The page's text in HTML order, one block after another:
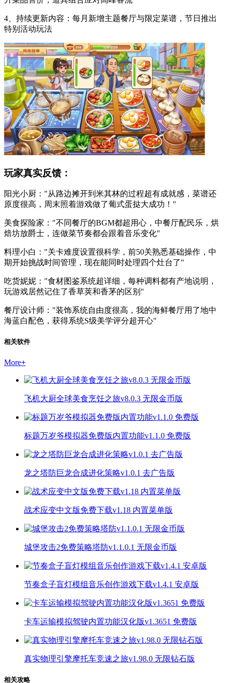
4、持续更新内容：每月新增主题餐厅与限定菜谱，节日推出
特别活动玩法
玩家真实反馈：
阳光小厨："从路边摊开到米其林的过程超有成就感，菜谱还
原度很高，周末照着游戏做了葡式蛋挞大成功！"
美食探险家："不同餐厅的BGM都超用心，中餐厅配民乐，烘
焙坊放爵士，连做菜节奏都会跟着音乐变化"
料理小白："关卡难度设置很科学，前50关熟悉基础操作，中
期开始挑战时间管理，现在能同时处理四个灶台了"
吃货妮妮："食材图鉴系统超详细，每种调料都有产地说明，
玩游戏居然记住了香草荚和香茅的区别"
餐厅设计师："装饰系统自由度很高，我的海鲜餐厅用了地中
海蓝白配色，获得系统S级美学评分超开心"
相关软件
More+
飞机大厨全球美食烹饪之旅v8.0.3 无限金币版
标题万岁爷模拟器免费版内置功能v1.1.0 免费版
龙之塔防巨龙合成进化策略v1.0.1 去广告版
战术应变中文版免费下载v1.18 内置菜单版
城堡攻击2免费策略塔防v1.1.0.1 无限金币版
节奏盒子盲灯模组音乐创作游戏下载v1.4.1 安卓版
卡车运输模拟驾驶内置功能汉化版v1.3651 免费版
真实物理引擎摩托车竞速之旅v1.98.0 无限钻石版
相关攻略